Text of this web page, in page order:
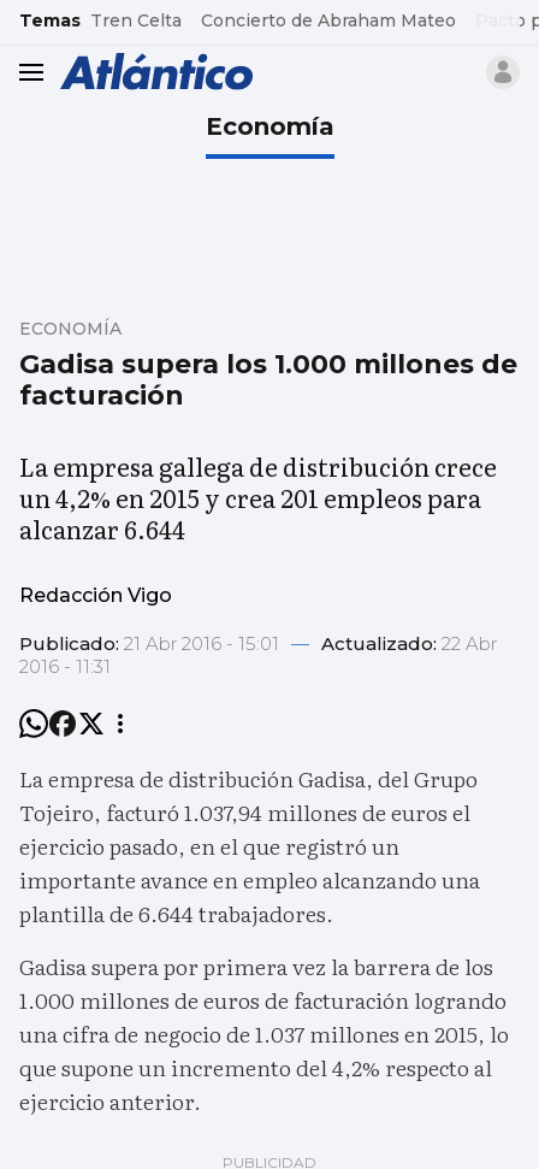
common.go-to-content
Temas Tren Celta Concierto de Abraham Mateo Pacto
header.menu.open
Economía
Gadisa supera los 1.000 millones de
facturación
ECONOMÍA
La empresa gallega de distribución crece
un 4,2% en 2015 y crea 201 empleos para
alcanzar 6.644
Redacción Vigo
Publicado: 21 Abr 2016 - 15:01 — Actualizado: 22 Abr
2016 - 11:31
La empresa de distribución Gadisa, del Grupo
Tojeiro, facturó 1.037,94 millones de euros el
ejercicio pasado, en el que registró un
importante avance en empleo alcanzando una
plantilla de 6.644 trabajadores.
Gadisa supera por primera vez la barrera de los
1.000 millones de euros de facturación logrando
una cifra de negocio de 1.037 millones en 2015, lo
que supone un incremento del 4,2% respecto al
ejercicio anterior.